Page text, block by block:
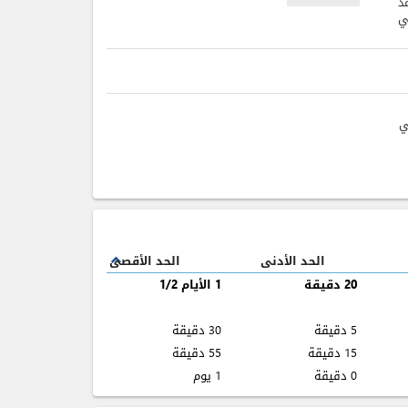
expand_less الحد الأدنى
الحد الأقصى
20 دقيقة
1 الأيام 1/2
5 دقيقة
30 دقيقة
15 دقيقة
55 دقيقة
0 دقيقة 1 يوم